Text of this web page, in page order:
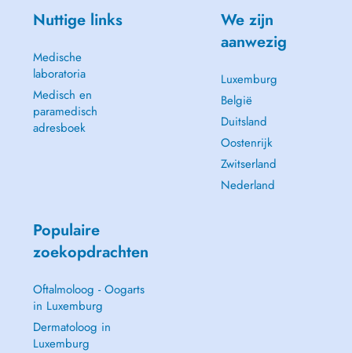
Nuttige links
Medische
laboratoria
Medisch en
paramedisch
adresboek
We zijn
aanwezig
Luxemburg
België
Duitsland
Oostenrijk
Zwitserland
Nederland
Populaire
zoekopdrachten
Oftalmoloog - Oogarts
in Luxemburg
Dermatoloog in
Luxemburg